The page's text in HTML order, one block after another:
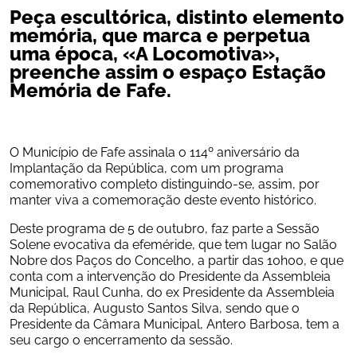
Peça escultórica, distinto elemento
memória, que marca e perpetua
uma época, «A Locomotiva»,
preenche assim o espaço Estação
Memória de Fafe.
O Município de Fafe assinala o 114º aniversário da
Implantação da República, com um programa
comemorativo completo distinguindo-se, assim, por
manter viva a comemoração deste evento histórico.
Deste programa de 5 de outubro, faz parte a Sessão
Solene evocativa da efeméride, que tem lugar no Salão
Nobre dos Paços do Concelho, a partir das 10h00, e que
conta com a intervenção do Presidente da Assembleia
Municipal, Raul Cunha, do ex Presidente da Assembleia
da República, Augusto Santos Silva, sendo que o
Presidente da Câmara Municipal, Antero Barbosa, tem a
seu cargo o encerramento da sessão.